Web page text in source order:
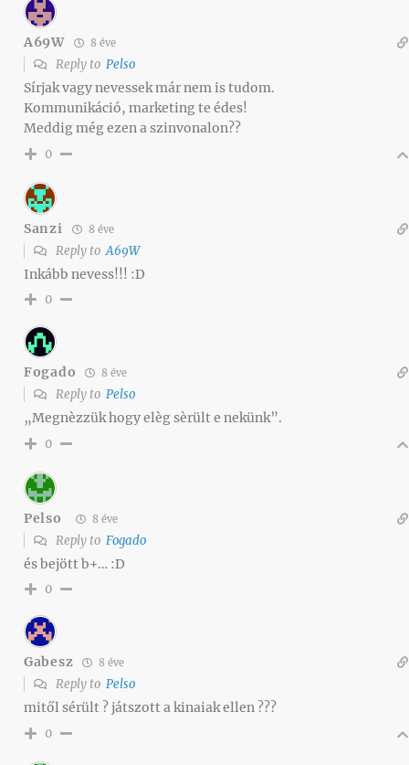
A69W 8 éve
Reply to Pelso
Sírjak vagy nevessek már nem is tudom.
Kommunikáció, marketing te édes!
Meddig még ezen a szinvonalon??
0
Sanzi 8 éve
Reply toA69W
Inkább nevess!!! :D
0
Fogado 8 éve
Reply to Pelso
„Megnèzzük hogy elèg sèrült e nekünk”.
0
Pelso 8 éve
Reply to Fogado
és bejött b+… :D
0
Gabesz 8 éve
Reply to Pelso
mitől sérült ? játszott a kinaiak ellen ???
0